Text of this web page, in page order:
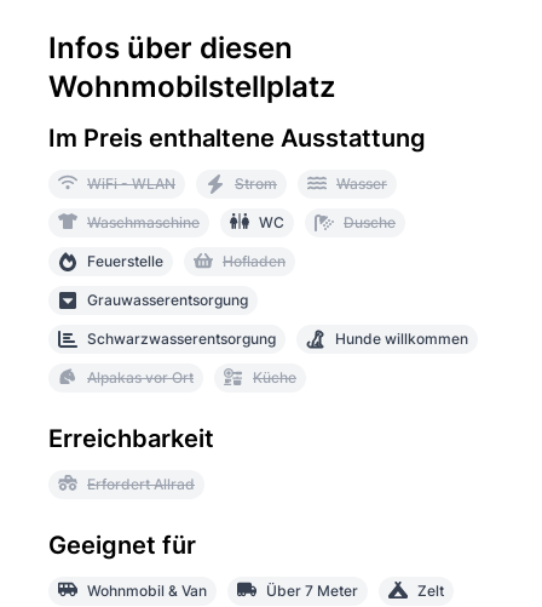
Infos über diesen
Wohnmobilstellplatz
Im Preis enthaltene Ausstattung
WiFi - WLAN Strom Wasser
Waschmaschine WC Dusche
Feuerstelle Hofladen
Grauwasserentsorgung
Schwarzwasserentsorgung Hunde willkommen
Alpakas vor Ort Küche
Erreichbarkeit
Erfordert Allrad
Geeignet für
Wohnmobil & Van Über 7 Meter Zelt